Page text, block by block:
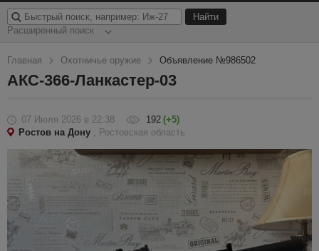
Расширенный поиск
Главная Охотничье оружие Объявление №986502
АКС-366-Ланкастер-03
07 Июля 2026 в 22:38 192 (+5)
Ростов на Дону , Ростовская область